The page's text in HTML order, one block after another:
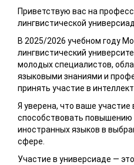
Приветствую вас на
лингвистической
В 2025/2026 учебном году
лингвистический
молодых специалистов,
языковыми знаниями и
принять участие в
Я уверена, что ваше
способствовать повышению
иностранных языков в
сфере.
Участие в универсиаде —